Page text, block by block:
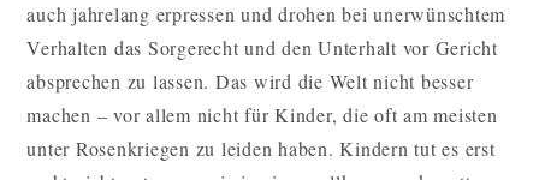
auch jahrelang erpressen und drohen bei unerwünschtem
Verhalten das Sorgerecht und den Unterhalt vor Gericht
absprechen zu lassen. Das wird die Welt nicht besser
machen – vor allem nicht für Kinder, die oft am meisten
unter Rosenkriegen zu leiden haben. Kindern tut es erst